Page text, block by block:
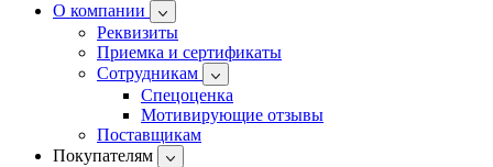
О компании
Реквизиты
Приемка и сертификаты
Сотрудникам
Спецоценка
Мотивирующие отзывы
Поставщикам
Покупателям